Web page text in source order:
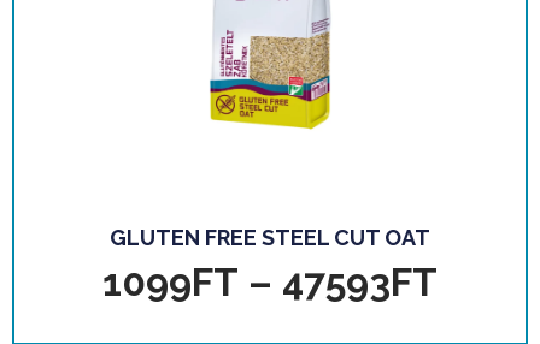
GLUTEN FREE STEEL CUT OAT
1099FT – 47593FT